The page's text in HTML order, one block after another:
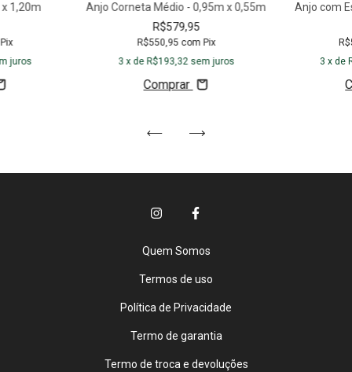
1,20m
Pix
juros
Anjo Corneta Médio - 0,95m x 0,55m
R$579,95
R$550,95 com Pix
3 x de R$193,32 sem juros
Comprar
Anjo com
3 x de
Quem Somos
Termos de uso
Política de Privacidade
Termo de garantia
Termo de troca e devoluções